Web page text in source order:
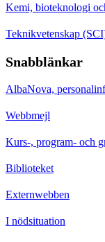
Kemi, bioteknologi
Teknikvetenskap
Snabblänkar
AlbaNova,
Webbmejl
Kurs-, program- och
Biblioteket
Externwebben
I nödsituation